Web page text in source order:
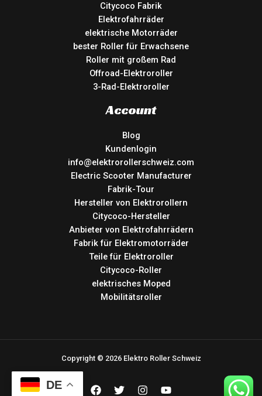
Citycoco Fabrik
Elektrofahrräder
elektrische Motorräder
bester Roller für Erwachsene
Roller mit großem Rad
Offroad-Elektroroller
3-Rad-Elektroroller
Account
Blog
Kundenlogin
info@elektrorollerschweiz.com
Electric Scooter Manufacturer
Fabrik-Tour
Hersteller von Elektrorollern
Citycoco-Hersteller
Anbieter von Elektrofahrrädern
Fabrik für Elektromotorräder
Teile für Elektroroller
Citycoco-Roller
elektrisches Moped
Mobilitätsroller
Copyright © 2026 Elektro Roller Schweiz
DE